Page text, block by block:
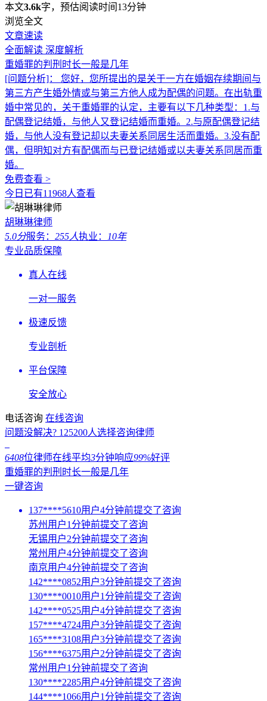
本文3.6k字，预估阅读时间13分钟
浏览全文
文章速读
全面解读 深度解析
重婚罪的判刑时长一般是几年
[问题分析]：
您好，您所提出的是关于一方在婚姻存续期间与
第三方产生婚外情或与第三方他人成为配偶的问题。在出轨重
婚中常见的，关于重婚罪的认定，主要有以下几种类型：1.与
配偶登记结婚，与他人又登记结婚而重婚。2.与原配偶登记结
婚，与他人没有登记却以夫妻关系同居生活而重婚。3.没有配
偶，但明知对方有配偶而与已登记结婚或以夫妻关系同居而重
婚。
免费查看 >
今日已有11968人查看
胡琳琳律师
5.0分服务： 255人执业：
10年
专业品质保障
真人在线
一对一服务
极速反馈
专业剖析
平台保障
安全放心
电话咨询 在线咨询
问题没解决? 125200人选择咨询律师
6408位律师在线平均3分钟响应99%好评
重婚罪的判刑时长一般是几年
一键咨询
137****5610用户4分钟前提交了咨询
苏州用户1分钟前提交了咨询
无锡用户2分钟前提交了咨询
常州用户4分钟前提交了咨询
南京用户4分钟前提交了咨询
142****0852用户3分钟前提交了咨询
130****0010用户1分钟前提交了咨询
142****0525用户4分钟前提交了咨询
157****4724用户3分钟前提交了咨询
165****3108用户3分钟前提交了咨询
156****6375用户2分钟前提交了咨询
常州用户1分钟前提交了咨询
130****2285用户4分钟前提交了咨询
144****1066用户1分钟前提交了咨询